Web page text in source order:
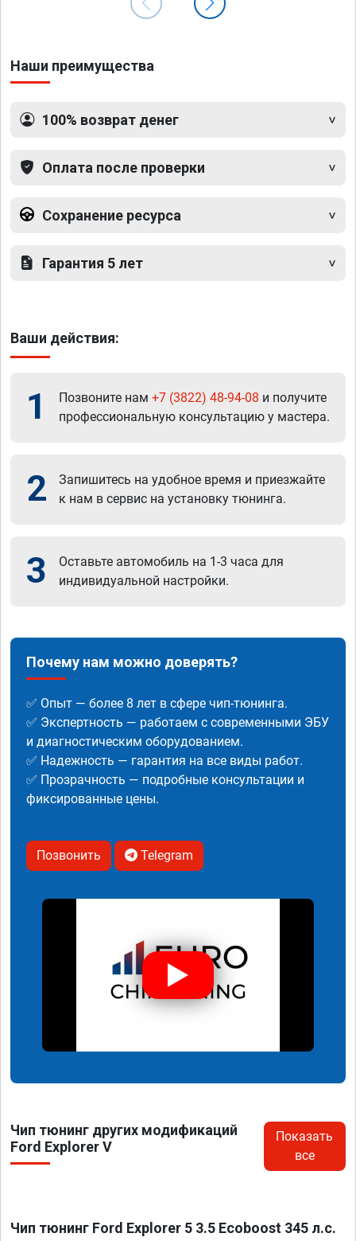
Наши преимущества
100% возврат денег
Оплата после проверки
Сохранение ресурса
Гарантия 5 лет
Ваши действия:
1 Позвоните нам +7 (3822) 48-94-08 и получите
профессиональную консультацию у мастера.
2
Запишитесь на удобное время и приезжайте
к нам в сервис на установку тюнинга.
3
Оставьте автомобиль на 1-3 часа для
индивидуальной настройки.
Почему нам можно доверять?
✅ Опыт — более 8 лет в сфере чип-тюнинга.
✅ Экспертность — работаем с современными ЭБУ
и диагностическим оборудованием.
✅ Надежность — гарантия на все виды работ.
✅ Прозрачность — подробные консультации и
фиксированные цены.
Позвонить Telegram
Чип тюнинг других модификаций
Ford Explorer V
Показать
все
Чип тюнинг Ford Explorer 5 3.5 Ecoboost 345 л.с.